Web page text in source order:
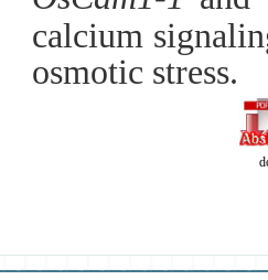
calcium
osmotic stress.